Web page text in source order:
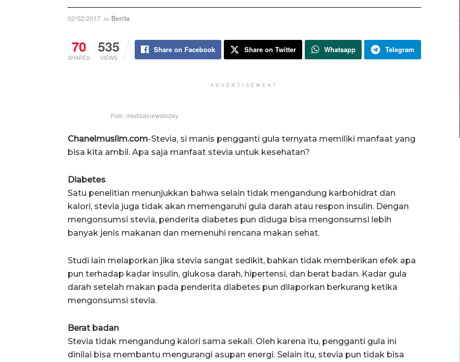
02/02/2017 in Berita
70
SHARES
535
VIEWS
Share on Facebook Share on Twitter Whatsapp Telegram
ADVERTISEMENT
Foto: medicalnewstoday
Chanelmuslim.com-Stevia, si manis pengganti gula ternyata memiliki manfaat yang
bisa kita ambil. Apa saja manfaat stevia untuk kesehatan?
Diabetes
Satu penelitian menunjukkan bahwa selain tidak mengandung karbohidrat dan
kalori, stevia juga tidak akan memengaruhi gula darah atau respon insulin. Dengan
mengonsumsi stevia, penderita diabetes pun diduga bisa mengonsumsi lebih
banyak jenis makanan dan memenuhi rencana makan sehat.
Studi lain melaporkan jika stevia sangat sedikit, bahkan tidak memberikan efek apa
pun terhadap kadar insulin, glukosa darah, hipertensi, dan berat badan. Kadar gula
darah setelah makan pada penderita diabetes pun dilaporkan berkurang ketika
mengonsumsi stevia.
Berat badan
Stevia tidak mengandung kalori sama sekali. Oleh karena itu, pengganti gula ini
dinilai bisa membantu mengurangi asupan energi. Selain itu, stevia pun tidak bisa